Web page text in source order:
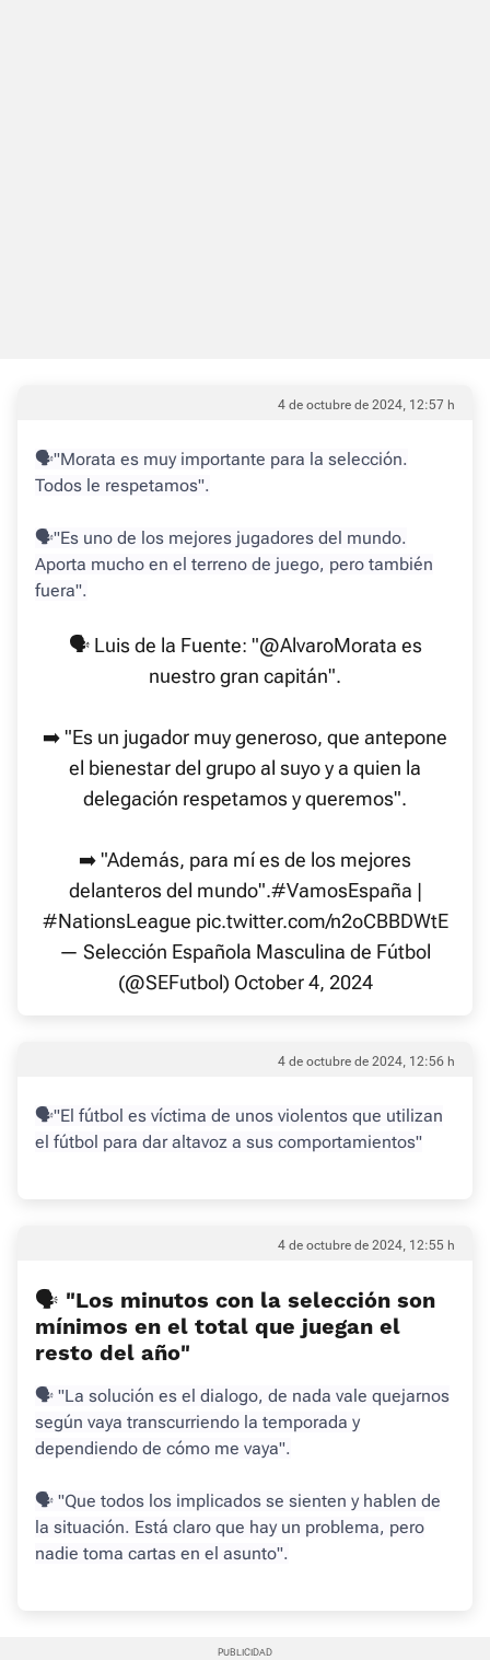
4 de octubre de 2024, 12:57 h
🗣"Morata es muy importante para la selección.
Todos le respetamos".
🗣"Es uno de los mejores jugadores del mundo.
Aporta mucho en el terreno de juego, pero también
fuera".
🗣️ Luis de la Fuente: "@AlvaroMorata es
nuestro gran capitán".
➡️ "Es un jugador muy generoso, que antepone
el bienestar del grupo al suyo y a quien la
delegación respetamos y queremos".
➡️ "Además, para mí es de los mejores
delanteros del mundo".#VamosEspaña |
#NationsLeague pic.twitter.com/n2oCBBDWtE
— Selección Española Masculina de Fútbol
(@SEFutbol) October 4, 2024
4 de octubre de 2024, 12:56 h
🗣"El fútbol es víctima de unos violentos que utilizan
el fútbol para dar altavoz a sus comportamientos"
4 de octubre de 2024, 12:55 h
🗣 "Los minutos con la selección son
mínimos en el total que juegan el
resto del año"
🗣 "La solución es el dialogo, de nada vale quejarnos
según vaya transcurriendo la temporada y
dependiendo de cómo me vaya".
🗣 "Que todos los implicados se sienten y hablen de
la situación. Está claro que hay un problema, pero
nadie toma cartas en el asunto".